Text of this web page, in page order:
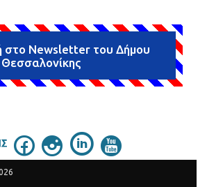
στο Newsletter του Δήμου
Θεσσαλονίκης